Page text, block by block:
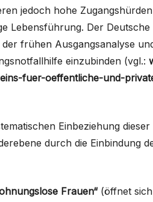
jedoch hohe
Lebensführung. Der
frühen Ausgangsanalyse
einzubinden (vgl.:
fuer-oeffentliche-und-
Einbeziehung
durch die Einbindung
Frauen“ (öffnet